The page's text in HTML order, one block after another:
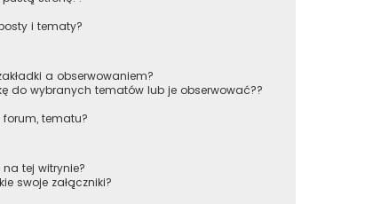
i tematy?
a obserwowaniem?
do wybranych tematów lub je obserwować??
tematu?
tej witrynie?
swoje załączniki?